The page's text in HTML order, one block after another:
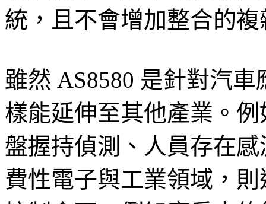
統，且不會增加整合的
雖然 AS8580 是針對汽
樣能延伸至其他產業。
盤握持偵測、人員存在
費性電子與工業領域，